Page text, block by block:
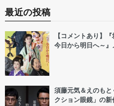
最近の投稿
【コメントあり】
今日から明日へ～』
須藤元気＆えのも
クション眼鏡」の新